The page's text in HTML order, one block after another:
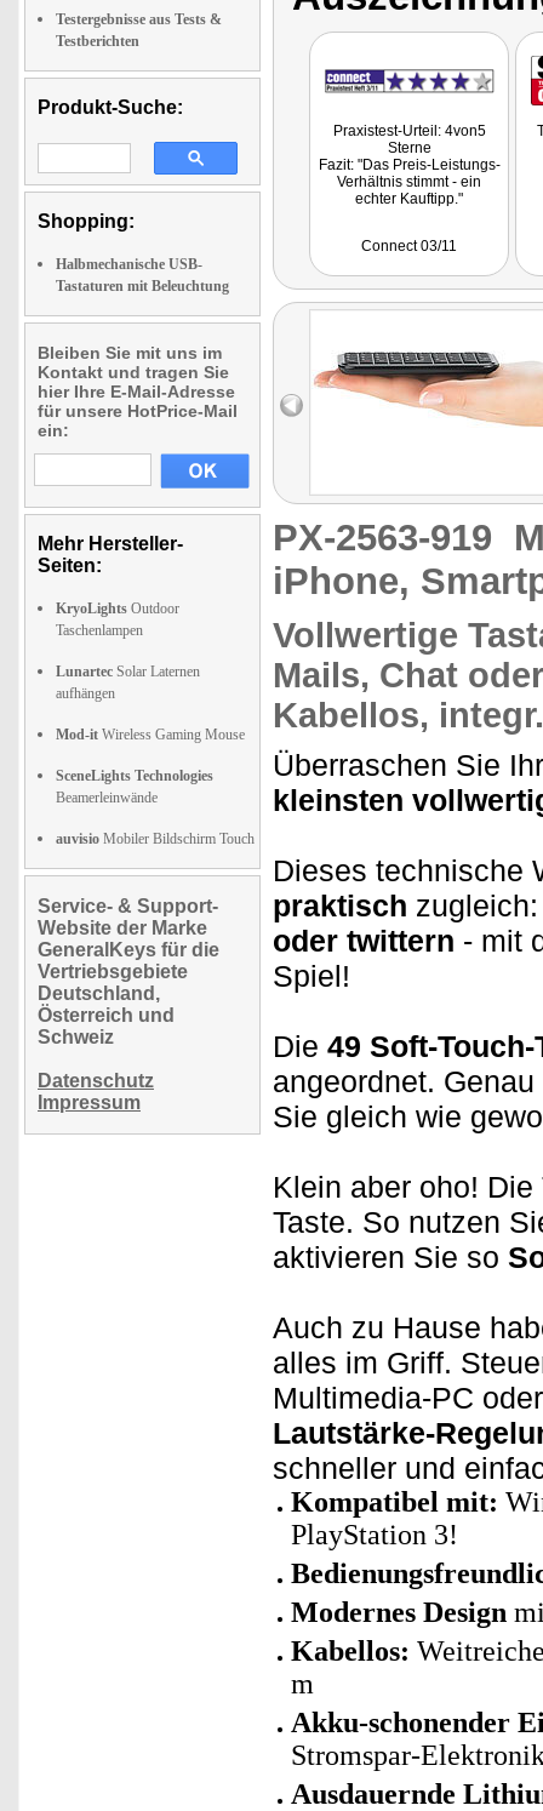
Testergebnisse aus Tests &
Testberichten
Produkt-Suche:
Shopping:
Halbmechanische USB-
Tastaturen mit Beleuchtung
Bleiben Sie mit uns im
Kontakt und tragen Sie
hier Ihre E-Mail-Adresse
für unsere HotPrice-Mail
ein:
Mehr Hersteller-
Seiten:
KryoLights Outdoor
Taschenlampen
Lunartec Solar Laternen
aufhängen
Mod-it Wireless Gaming Mouse
SceneLights Technologies
Beamerleinwände
auvisio Mobiler Bildschirm Touch
Service- & Support-
Website der Marke
GeneralKeys für die
Vertriebsgebiete
Deutschland,
Österreich und
Schweiz
Datenschutz
Impressum
Praxistest-Urteil: 4von5
Sterne
Fazit: "Das Preis-Leistungs-
Verhältnis stimmt - ein
echter Kauftipp."
Connect 03/11
PX-2563-919
iPhone,
Vollwertige
Mails, Chat
Kabellos,
Überraschen Sie
kleinsten
Dieses technische
praktisch
oder twittern - mit
Spiel!
Die 49 Soft-Touch-
angeordnet.
Sie gleich wie
Klein aber oho!
Taste. So nutzen
aktivieren Sie so
Auch zu Hause
alles im Griff.
Multimedia-PC
Lautstärke-
schneller und
Kompatibel mit:
PlayStation 3!
Modernes Design
Kabellos:
m
Akku-schonender
Stromspar-
Ausdauernde